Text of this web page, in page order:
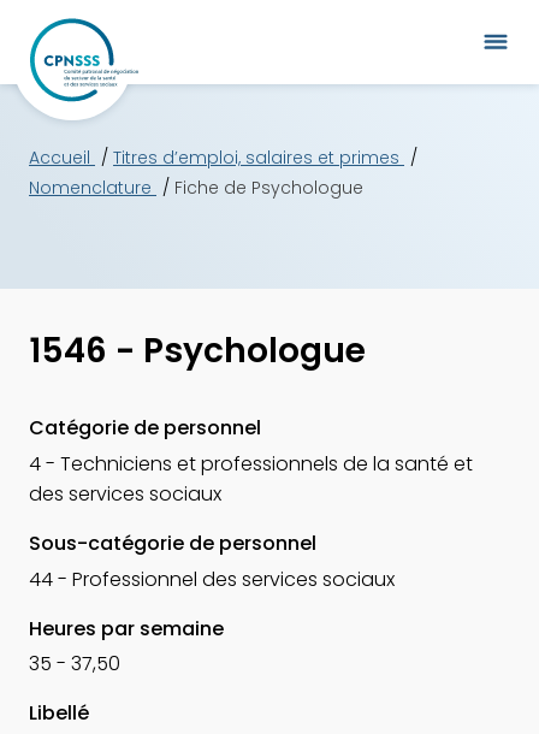
Accueil
Titres d’emploi, salaires et primes
Nomenclature
Fiche de Psychologue
1546 - Psychologue
Catégorie de personnel
4 - Techniciens et professionnels de la santé et
des services sociaux
Sous-catégorie de personnel
44 - Professionnel des services sociaux
Heures par semaine
35 - 37,50
Libellé